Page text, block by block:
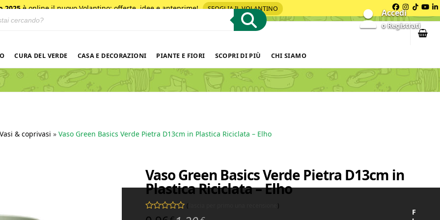
2025è online il nuovo Volantino: offerte, idee e anteprime! SFOGLIA IL VOLANTINO Facebook
Instagram
Tiktok
prodotti Accedi
o Registrati
CURA DEL VERDE CASA E DECORAZIONI PIANTE E FIORI SCOPRI DI PIÙ CHI SIAMO
Vasi & coprivasi » Vaso Green Basics Verde Pietra D13cm in Plastica Riciclata – Elho
Vaso Green Basics Verde Pietra D13cm in
Plastica Riciclata – Elho
Valutato0 su 5
( )
F